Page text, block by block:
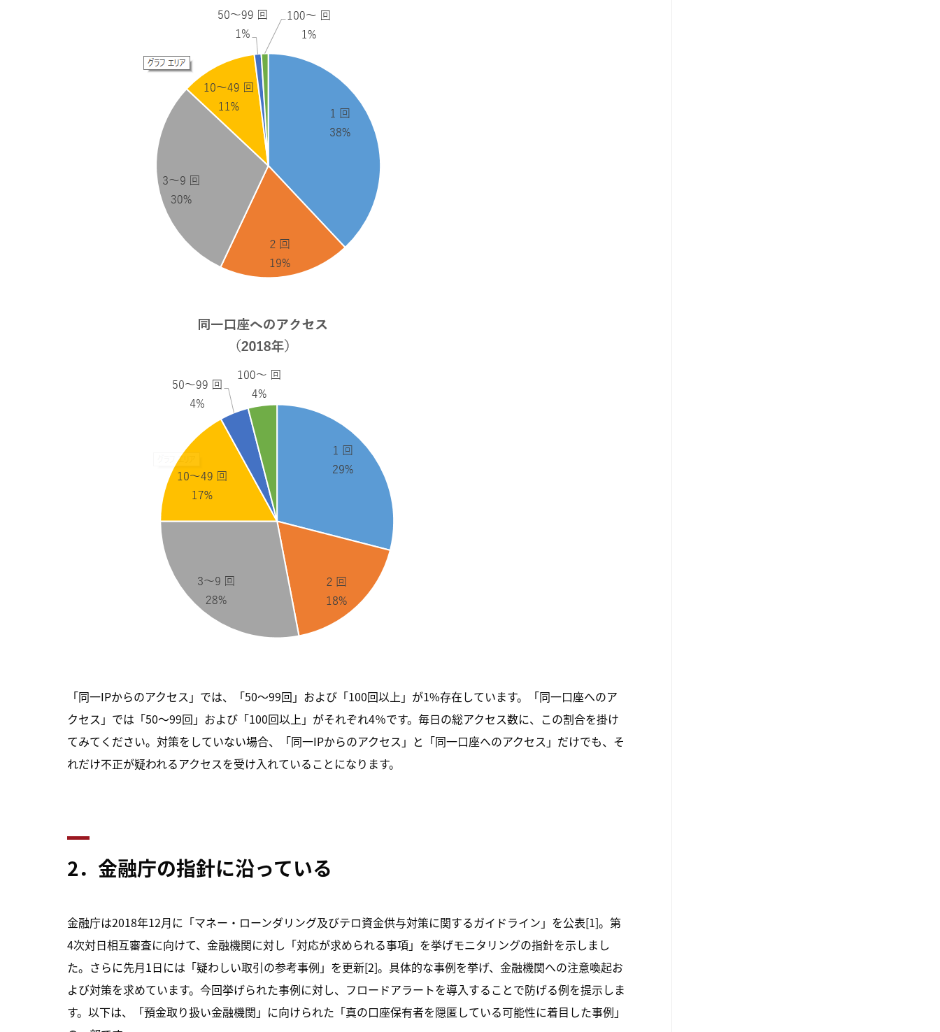
「同一IPからのアクセス」では、「50～99回」および「100回以上」が1%存在しています。「同一口座へのア
クセス」では「50～99回」および「100回以上」がそれぞれ4％です。毎日の総アクセス数に、この割合を掛け
てみてください。対策をしていない場合、「同一IPからのアクセス」と「同一口座へのアクセス」だけでも、そ
れだけ不正が疑われるアクセスを受け入れていることになります。
2．金融庁の指針に沿っている
金融庁は2018年12月に「マネー・ローンダリング及びテロ資金供与対策に関するガイドライン」を公表[1]。第
4次対日相互審査に向けて、金融機関に対し「対応が求められる事項」を挙げモニタリングの指針を示しまし
た。さらに先月1日には「疑わしい取引の参考事例」を更新[2]。具体的な事例を挙げ、金融機関への注意喚起お
よび対策を求めています。今回挙げられた事例に対し、フロードアラートを導入することで防げる例を提示しま
す。以下は、「預金取り扱い金融機関」に向けられた「真の口座保有者を隠匿している可能性に着目した事例」